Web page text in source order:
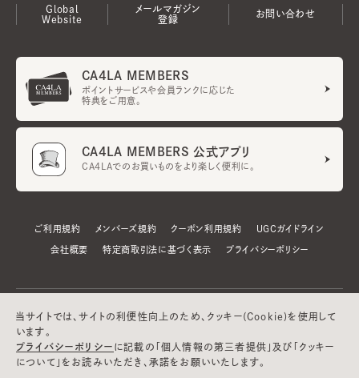
Global
Website
メールマガジン
登録
お問い合わせ
CA4LA MEMBERS
ポイントサービスや会員ランクに応じた
特典をご用意。
CA4LA MEMBERS 公式アプリ
CA4LAでのお買いものをより楽しく便利に。
ご利用規約 メンバーズ規約 クーポン利用規約 UGCガイドライン
会社概要 特定商取引法に基づく表示 プライバシーポリシー
当サイトでは、サイトの利便性向上のため、クッキー(Cookie)を使用して
います。
プライバシーポリシー に記載の「個人情報の第三者提供」及び「クッキー
について」をお読みいただき、承諾をお願いいたします。